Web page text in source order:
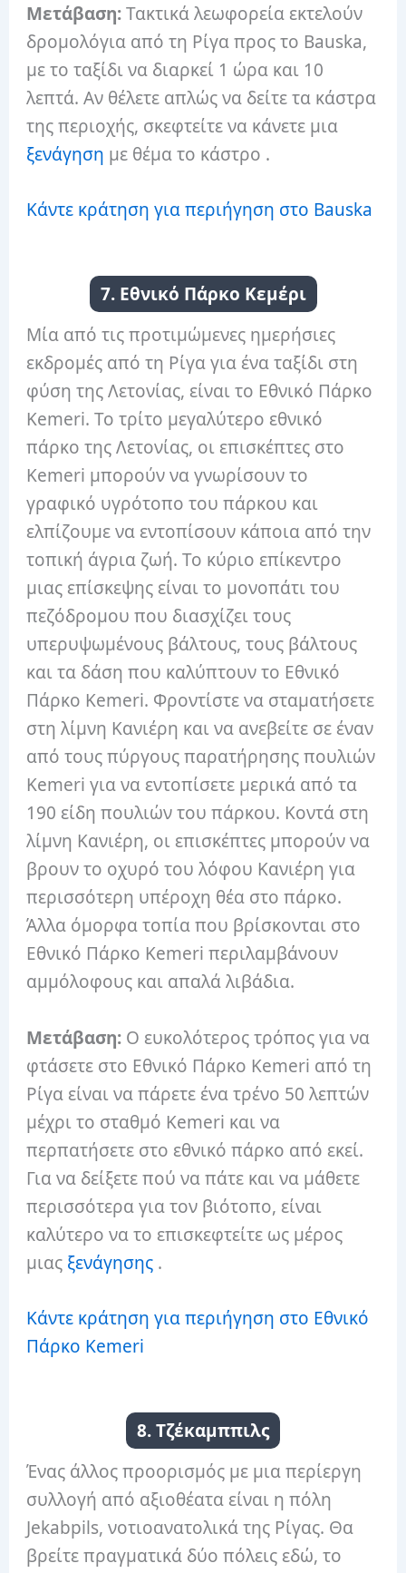
Μετάβαση:Τακτικά λεωφορεία εκτελούν
δρομολόγια από τη Ρίγα προς το Bauska,
με το ταξίδι να διαρκεί 1 ώρα και 10
λεπτά.Αν θέλετε απλώς να δείτε τα κάστρα
της περιοχής, σκεφτείτε να κάνετε μια
ξενάγηση με θέμα το κάστρο .
Κάντε κράτηση για περιήγηση στο Bauska
7. Εθνικό Πάρκο Κεμέρι
Μία από τις προτιμώμενες ημερήσιες
εκδρομές από τη Ρίγα για ένα ταξίδι στη
φύση της Λετονίας, είναι το Εθνικό Πάρκο
Kemeri.Το τρίτο μεγαλύτερο εθνικό
πάρκο της Λετονίας, οι επισκέπτες στο
Kemeri μπορούν να γνωρίσουν το
γραφικό υγρότοπο του πάρκου και
ελπίζουμε να εντοπίσουν κάποια από την
τοπική άγρια ​​ζωή.Το κύριο επίκεντρο
μιας επίσκεψης είναι το μονοπάτι του
πεζόδρομου που διασχίζει τους
υπερυψωμένους βάλτους, τους βάλτους
και τα δάση που καλύπτουν το Εθνικό
Πάρκο Kemeri. Φροντίστε να σταματήσετε
στη λίμνη Κανιέρη και να ανεβείτε σε έναν
από τους πύργους παρατήρησης πουλιών
Kemeri για να εντοπίσετε μερικά από τα
190 είδη πουλιών του πάρκου. Κοντά στη
λίμνη Κανιέρη, οι επισκέπτες μπορούν να
βρουν το οχυρό του λόφου Κανιέρη για
περισσότερη υπέροχη θέα στο πάρκο.
Άλλα όμορφα τοπία που βρίσκονται στο
Εθνικό Πάρκο Kemeri περιλαμβάνουν
αμμόλοφους και απαλά λιβάδια.
Μετάβαση: Ο ευκολότερος τρόπος για να
φτάσετε στο Εθνικό Πάρκο Kemeri από τη
Ρίγα είναι να πάρετε ένα τρένο 50 λεπτών
μέχρι το σταθμό Kemeri και να
περπατήσετε στο εθνικό πάρκο από εκεί.
Για να δείξετε πού να πάτε και να μάθετε
περισσότερα για τον βιότοπο, είναι
καλύτερο να το επισκεφτείτε ως μέρος
μιας ξενάγησης .
Κάντε κράτηση για περιήγηση στο Εθνικό
Πάρκο Kemeri
8. Τζέκαμππιλς
Ένας άλλος προορισμός με μια περίεργη
συλλογή από αξιοθέατα είναι η πόλη
Jekabpils, νοτιοανατολικά της Ρίγας. Θα
βρείτε πραγματικά δύο πόλεις εδώ, το